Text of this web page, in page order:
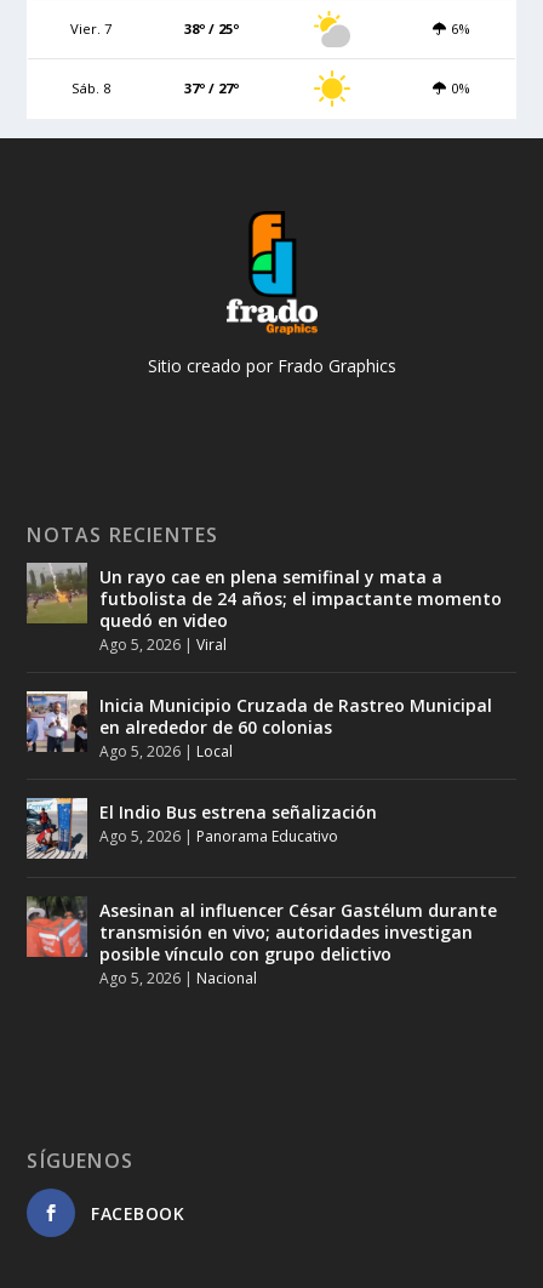
Vier. 7 38º / 25º 6%
Sáb. 8 37º / 27º 0%
Sitio creado por Frado Graphics
NOTAS RECIENTES
Un rayo cae en plena semifinal y mata a
futbolista de 24 años; el impactante momento
quedó en video
Ago 5, 2026 |Viral
Inicia Municipio Cruzada de Rastreo Municipal
en alrededor de 60 colonias
Ago 5, 2026 | Local
El Indio Bus estrena señalización
Ago 5, 2026 | Panorama Educativo
Asesinan al influencer César Gastélum durante
transmisión en vivo; autoridades investigan
posible vínculo con grupo delictivo
Ago 5, 2026 | Nacional
SÍGUENOS
FACEBOOK